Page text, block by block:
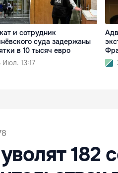
и сотрудник
суда задержаны
в 10 тысяч евро
Июл. 13:17
182